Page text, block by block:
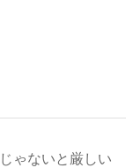
ゃないと厳しい